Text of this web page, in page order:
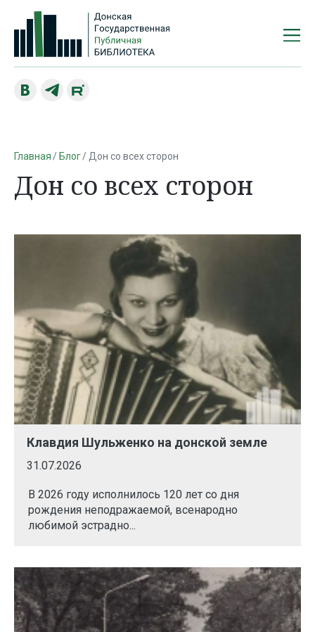
Главная Блог Дон со всех сторон
Дон со всех сторон
Клавдия Шульженко на донской земле
31.07.2026
В 2026 году исполнилось 120 лет со дня
рождения неподражаемой, всенародно
любимой эстрадно...